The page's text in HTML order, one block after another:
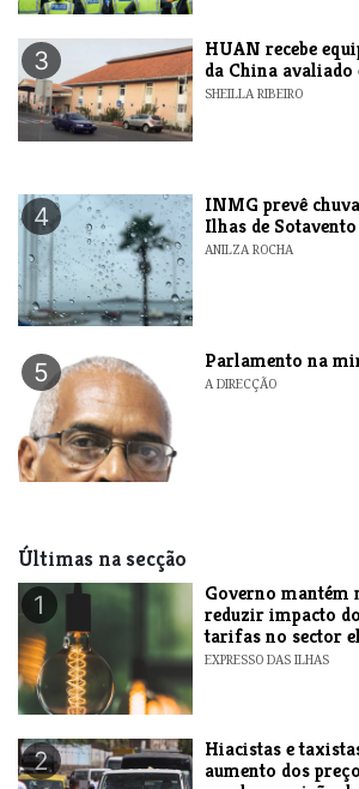
3
HUAN recebe
da China
SHEILLA RIBEIRO
4
INMG prevê
Ilhas de Sotavento
ANILZA ROCHA
5 Parlamento na
A DIRECÇÃO
Últimas na secção
1
Governo mantém
reduzir impacto
tarifas no sector
EXPRESSO DAS ILHAS
2
Hiacistas e
aumento dos